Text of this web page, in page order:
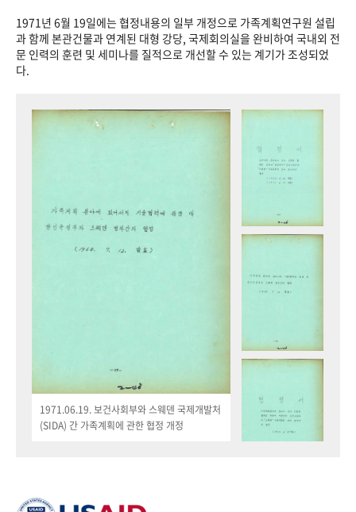
VR 역사관
1971년 6월 19일에는 협정내용의 일부 개정으로 가족계획연구원 설립
과 함께 본관건물과 연계된 대형 강당, 국제회의실을 완비하여 국내외 전
문 인력의 훈련 및 세미나를 질적으로 개선할 수 있는 계기가 조성되었
다.
1971.06.19. 보건사회부와 스웨덴 국제개발처
(SIDA) 간 가족계획에 관한 협정 개정